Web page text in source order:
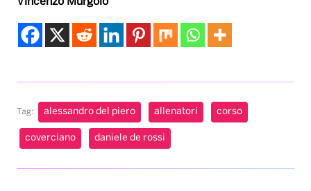
Tag: alessandro del piero allenatori corso
coverciano daniele de rossi